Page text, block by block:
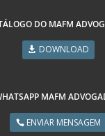
DO MAFM
DOWNLOAD
MAFM
ENVIAR MENSAGEM